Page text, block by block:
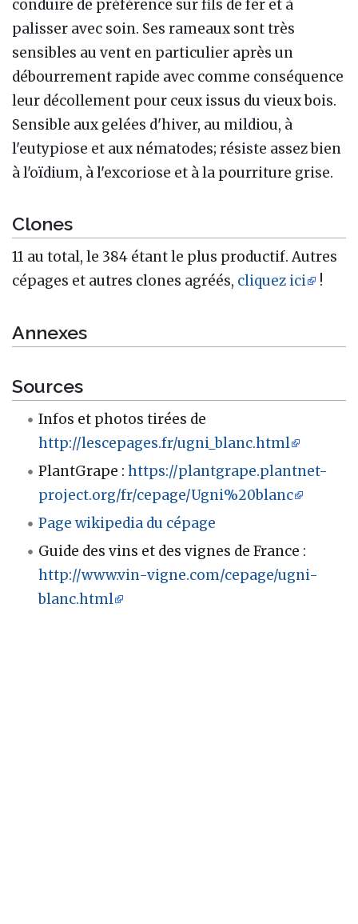
conduire de préférence sur fils de fer et à
palisser avec soin. Ses rameaux sont très
sensibles au vent en particulier après un
débourrement rapide avec comme conséquence
leur décollement pour ceux issus du vieux bois.
Sensible aux gelées d'hiver, au mildiou, à
l'eutypiose et aux nématodes; résiste assez bien
à l'oïdium, à l'excoriose et à la pourriture grise.
Clones
11 au total, le 384 étant le plus productif. Autres
cépages et autres clones agréés, cliquez ici !
Annexes
Sources
Infos et photos tirées de
http://lescepages.fr/ugni_blanc.html
PlantGrape :https://plantgrape.plantnet-
project.org/fr/cepage/Ugni%20blanc
Page wikipedia du cépage
Guide des vins et des vignes de France :
http://www.vin-vigne.com/cepage/ugni-
blanc.html